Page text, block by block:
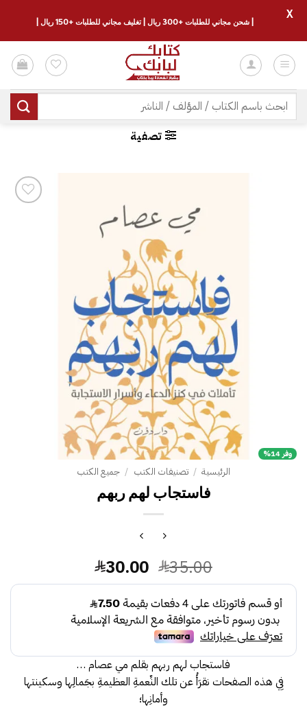
للمحتوى
البحث
عن:
تصفية
وفر 14%
الرئيسية / تصنيفات الكتب / جميع الكتب
فاستجاب لهم ربهم
35.00 السعر
الأصلي
هو:
35.00.
30.00 السعر
الحالي
هو:
30.00.
فاستجاب لهم ربهم بقلم مي عصام …
فِي هذه الصفحات نقرَأُ عن تلك النِّعمةِ العظيمةِ بجَمالِها وسكينتها
وأمانِها؛
| شحن مجاني للطلبات +300 ريال | تغليف مجاني للطلبات +150 ريال |
X